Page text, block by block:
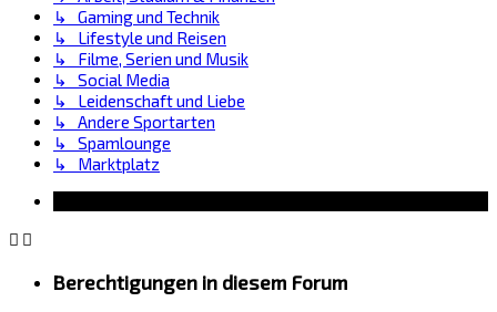
↳ Gaming und Technik
↳ Lifestyle und Reisen
↳ Filme, Serien und Musik
↳ Social Media
↳ Leidenschaft und Liebe
↳ Andere Sportarten
↳ Spamlounge
↳ Marktplatz
Berechtigungen in diesem Forum